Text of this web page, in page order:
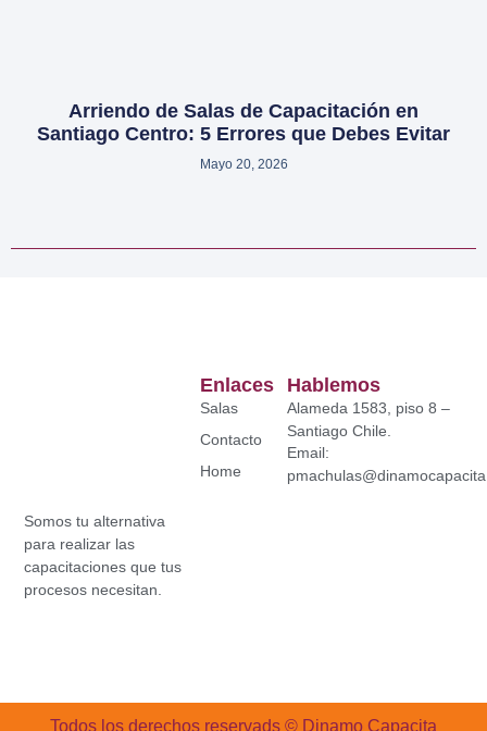
Arriendo de Salas de Capacitación en
Santiago Centro: 5 Errores que Debes Evitar
Mayo 20, 2026
Somos tu alternativa
para realizar las
capacitaciones que tus
procesos necesitan.
Enlaces
Salas
Contacto
Home
Hablemos
Alameda 1583, piso 8 –
Santiago Chile.
Email:
Todos los derechos reservads © Dinamo Capacita